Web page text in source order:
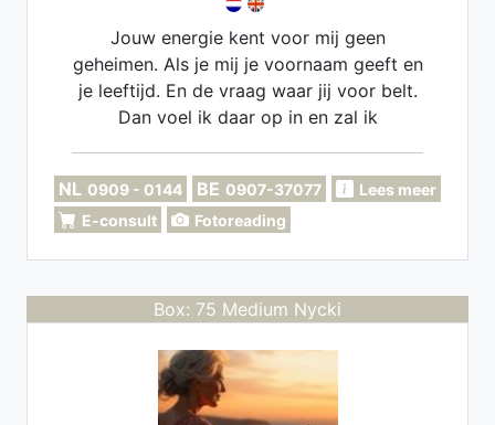
Jouw energie kent voor mij geen
geheimen. Als je mij je voornaam geeft en
je leeftijd. En de vraag waar jij voor belt.
Dan voel ik daar op in en zal ik
ook kijken voor een toekomstperspectief
NL 0909 - 0144 BE 0907-37077
Lees meer
E-consult
Fotoreading
Box: 75 Medium Nycki